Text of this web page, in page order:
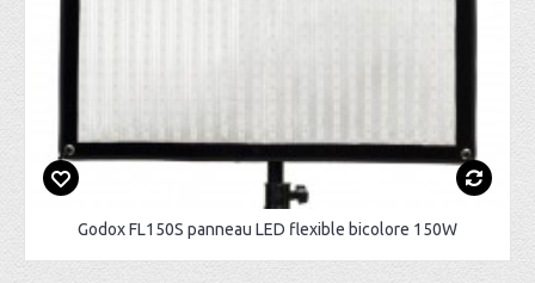
Godox FL150S panneau LED flexible bicolore 150W